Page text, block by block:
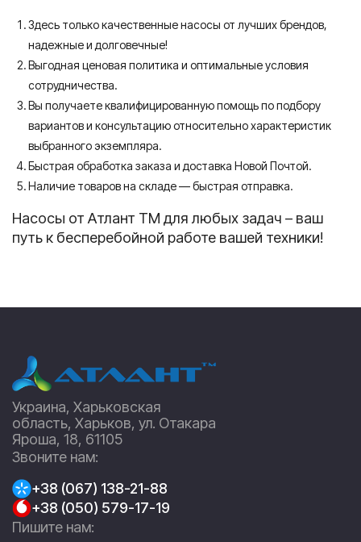
Здесь только качественные насосы от лучших брендов,
надежные и долговечные!
Выгодная ценовая политика и оптимальные условия
сотрудничества.
Вы получаете квалифицированную помощь по подбору
вариантов и консультацию относительно характеристик
выбранного экземпляра.
Быстрая обработка заказа и доставка Новой Почтой.
Наличие товаров на складе — быстрая отправка.
Насосы от Атлант ТМ для любых задач – ваш
путь к бесперебойной работе вашей техники!
Украина, Харьковская
область, Харьков, ул. Отакара
Яроша, 18, 61105
Звоните нам:
+38 (067) 138-21-88
+38 (050) 579-17-19
Пишите нам: